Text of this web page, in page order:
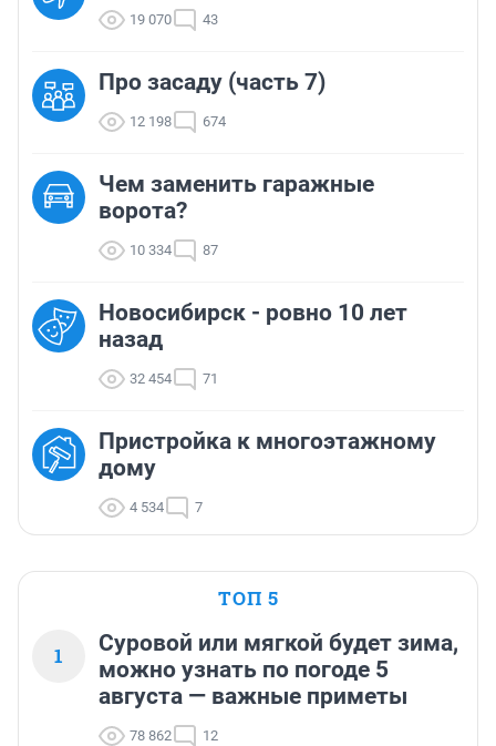
19 070 43
Про засаду (часть 7)
12 198 674
Чем заменить гаражные
ворота?
10 334 87
Новосибирск - ровно 10 лет
назад
32 454 71
Пристройка к многоэтажному
дому
4 534 7
ТОП 5
1
Суровой или мягкой будет зима,
можно узнать по погоде 5
августа — важные приметы
78 862 12